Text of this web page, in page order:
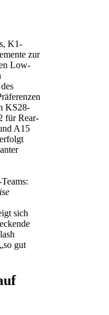
K1-
zur
Low-
KS28-
für Rear-
A15
sich
gut